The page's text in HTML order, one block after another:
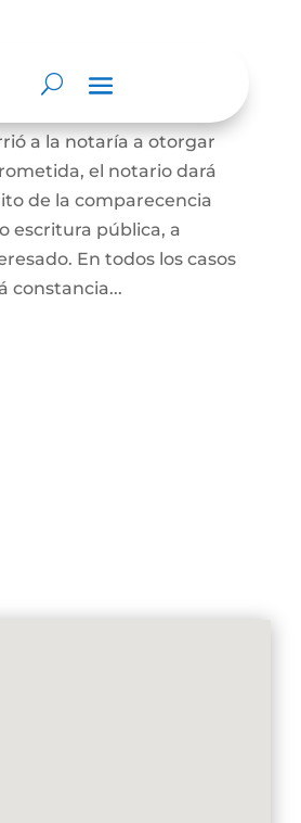
para otorgar
de comprobar que una
a la notaría a otorgar
el notario dará
de la comparecencia
escritura pública, a
En todos los casos
constancia...